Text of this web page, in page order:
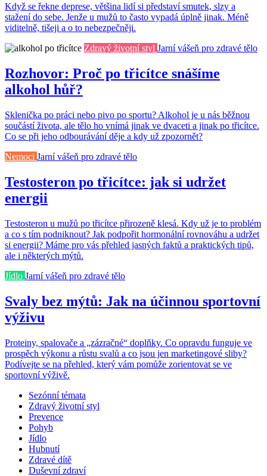
Když se řekne deprese, většina lidí si představí smutek, slzy a
stažení do sebe. Jenže u mužů to často vypadá úplně jinak. Méně
viditelně, tišeji a o to nebezpečněji.
Zdravý životní styl Jarní vášeň pro zdravé tělo
Rozhovor: Proč po třicítce snášíme
alkohol hůř?
Sklenička po práci nebo pivo po sportu? Alkohol je u nás běžnou
součástí života, ale tělo ho vnímá jinak ve dvaceti a jinak po třicítce.
Co se při jeho odbourávání děje a kdy už zpozornět?
Nemoci Jarní vášeň pro zdravé tělo
Testosteron po třicítce: jak si udržet
energii
Testosteron u mužů po třicítce přirozeně klesá. Kdy už je to problém
a co s tím podniknout? Jak podpořit hormonální rovnováhu a udržet
si energii? Máme pro vás přehled jasných faktů a praktických tipů,
ale i některých mýtů.
Jídlo Jarní vášeň pro zdravé tělo
Svaly bez mýtů: Jak na účinnou sportovní
výživu
Proteiny, spalovače a „zázračné“ doplňky. Co opravdu funguje ve
prospěch výkonu a růstu svalů a co jsou jen marketingové sliby?
Podívejte se na přehled, který vám pomůže zorientovat se ve
sportovní výživě.
Sezónní témata
Zdravý životní styl
Prevence
Pohyb
Jídlo
Hubnutí
Zdravé dítě
Duševní zdraví